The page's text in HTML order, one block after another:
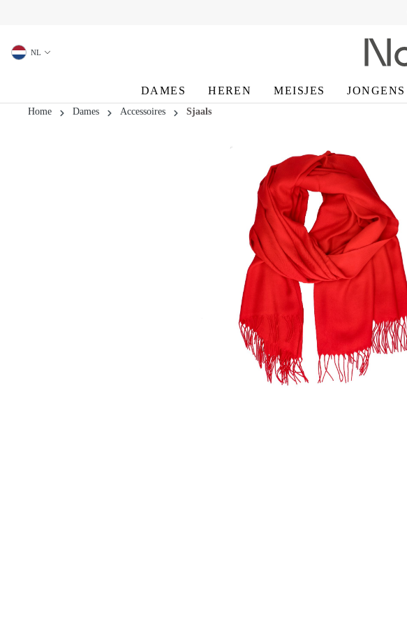
NL
DAMES HEREN MEISJES JONGENS
Home Dames Accessoires Sjaals